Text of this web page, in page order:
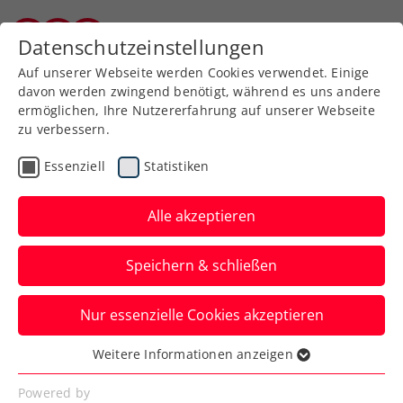
Zurück zur Newsübersicht
ATP
ATP Acapulco: Erler
durch schwere Erkältung
gestoppt
Österreichs Nummer eins im Doppel
kann zum Semifinale in Mexiko mit
seinem Partner nicht antreten.
Verfasst von: Manuel Wachta, 01.03.2025
Datenschutzeinstellungen
Auf unserer Webseite werden Cookies verwendet. Einige
davon werden zwingend benötigt, während es uns andere
ermöglichen, Ihre Nutzererfahrung auf unserer Webseite
zu verbessern.
Essenziell Statistiken
Alle akzeptieren
Speichern & schließen
Nur essenzielle Cookies akzeptieren
Essenziell
Essenzielle Cookies werden für grundlegende
Weitere Informationen anzeigen
Powered by